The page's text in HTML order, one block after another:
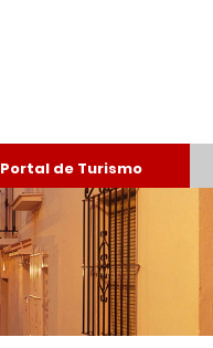
Portal de Turismo